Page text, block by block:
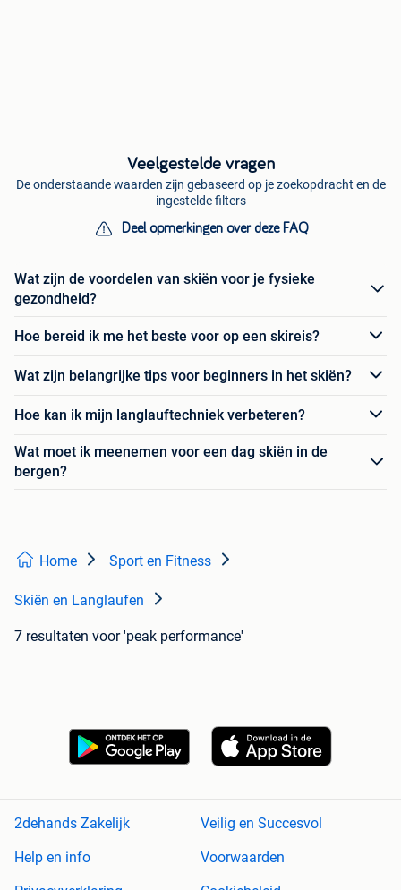
Veelgestelde vragen
De onderstaande waarden zijn gebaseerd op je zoekopdracht en de
ingestelde filters
Deel opmerkingen over deze FAQ
Wat zijn de voordelen van skiën voor je fysieke
gezondheid?
Hoe bereid ik me het beste voor op een skireis?
Wat zijn belangrijke tips voor beginners in het skiën?
Hoe kan ik mijn langlauftechniek verbeteren?
Wat moet ik meenemen voor een dag skiën in de
bergen?
Home Sport en Fitness
Skiën en Langlaufen
7 resultaten voor 'peak performance'
2dehands Zakelijk
Veilig en Succesvol
Help en info
Voorwaarden